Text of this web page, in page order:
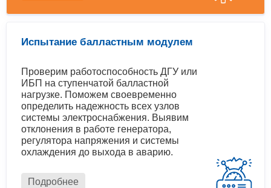
Испытание балластным модулем
Проверим работоспособность ДГУ или
ИБП на ступенчатой балластной
нагрузке. Поможем своевременно
определить надежность всех узлов
системы электроснабжения. Выявим
отклонения в работе генератора,
регулятора напряжения и системы
охлаждения до выхода в аварию.
Подробнее